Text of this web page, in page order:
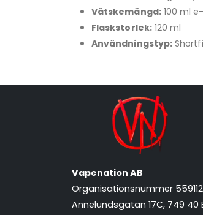
Vätskemängd:100 ml
Flaskstorlek:120 ml
Användningstyp:
Vapenation AB
Organisationsnummer
Annelundsgatan 17C, 749 40